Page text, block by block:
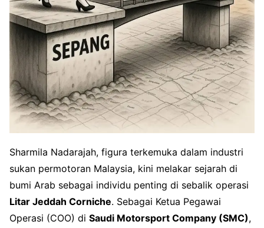
Sharmila Nadarajah, figura terkemuka dalam industri
sukan permotoran Malaysia, kini melakar sejarah di
bumi Arab sebagai individu penting di sebalik operasi
Litar Jeddah Corniche. Sebagai Ketua Pegawai
Operasi (COO) di Saudi Motorsport Company (SMC),